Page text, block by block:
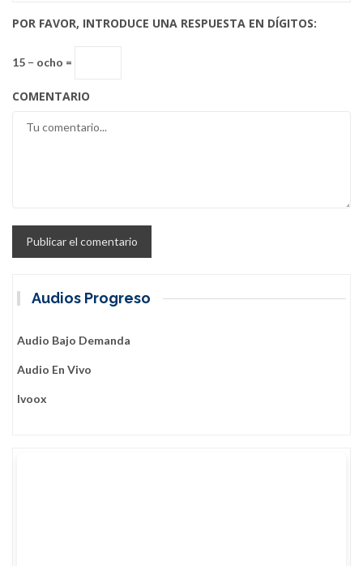
POR FAVOR, INTRODUCE UNA RESPUESTA EN DÍGITOS:
15 − ocho =
COMENTARIO
Audios Progreso
Audio Bajo Demanda
Audio En Vivo
Ivoox